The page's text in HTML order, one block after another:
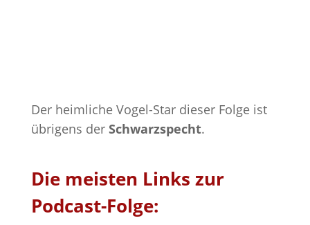
Der heimliche Vogel-Star dieser Folge ist
übrigens der Schwarzspecht.
Die meisten Links zur
Podcast-Folge: